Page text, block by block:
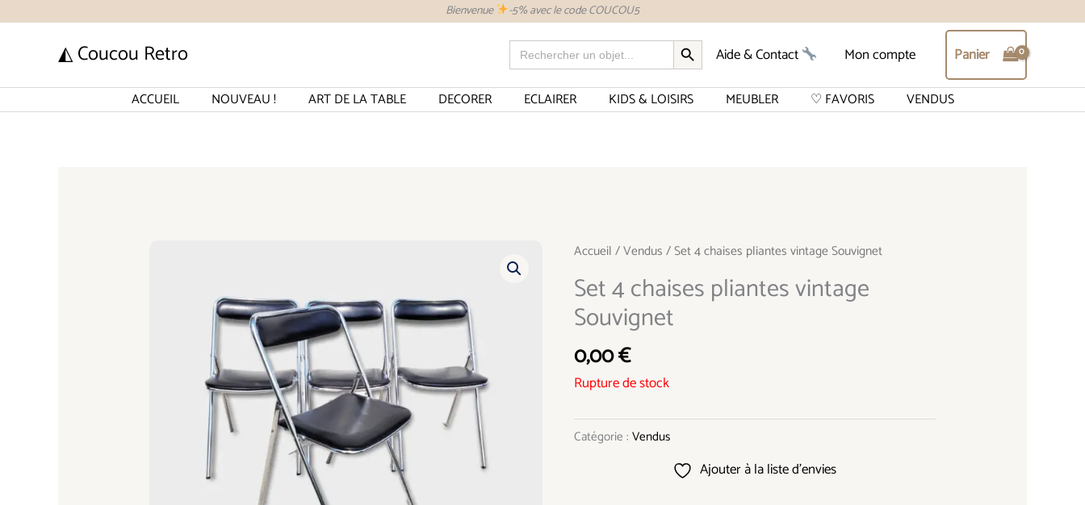
Bienvenue -5% avec le code COUCOU5
◭ Coucou Retro Search
for:
SEARCH BUTTON
Aide & Contact Mon compte Panier
ACCUEIL NOUVEAU ! ART DE LA TABLE DECORER ECLAIRER KIDS & LOISIRS MEUBLER ♡ FAVORIS VENDUS
Accueil /Vendus / Set 4 chaises pliantes vintage Souvignet
Set 4 chaises pliantes vintage
Souvignet
0,00€
Rupture de stock
Catégorie : Vendus
Ajouter à la liste d’envies